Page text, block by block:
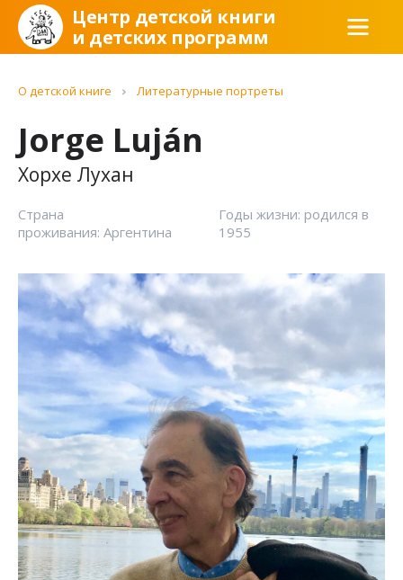
Центр детской книги
и детских программ
О детской книге Литературные портреты
Jorge Luján
Хорхе Лухан
Страна
проживания: Аргентина
Годы жизни: родился в
1955